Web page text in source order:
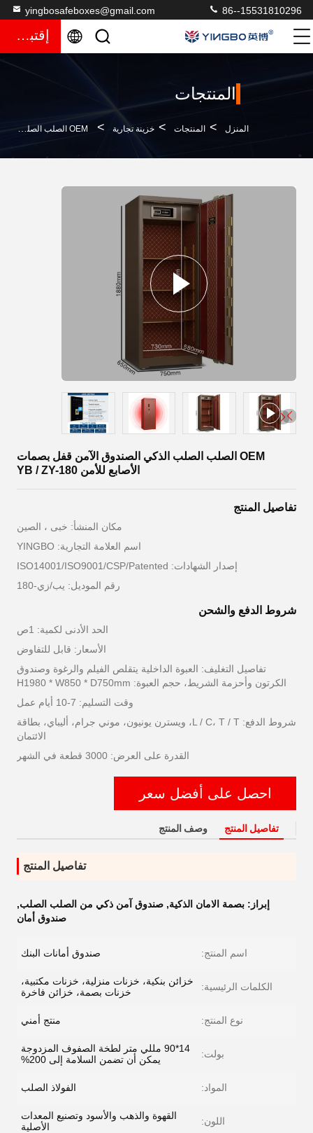
yingbosafeboxes@gmail.com 86--15531810296
إقتباس
المنتجات
المنزل > المنتجات > خزينة تجارية > OEM الصلب الصلب الذكي الصندوق الآمن قفل بصمات الأصابع للأمن YB / ZY-180
OEM الصلب الصلب الذكي الصندوق الآمن قفل بصمات
الأصابع للأمن YB / ZY-180
تفاصيل المنتج
مكان المنشأ: خبى ، الصين
اسم العلامة التجارية: YINGBO
إصدار الشهادات: ISO14001/ISO9001/CSP/Patented
رقم الموديل: يب/زي-180
شروط الدفع والشحن
الحد الأدنى لكمية: 1ص
الأسعار: قابل للتفاوض
تفاصيل التغليف: العبوة الداخلية يتقلص الفيلم والرغوة وصندوق
الكرتون وأحزمة الشريط، حجم العبوة: H1980 * W850 * D750mm
وقت التسليم: 7-10 أيام عمل
شروط الدفع: L / C، T / T، ويسترن يونيون، موني جرام، أليباي، بطاقة
الائتمان
القدرة على العرض: 3000 قطعة في الشهر
احصل على أفضل سعر
تفاصيل المنتج وصف المنتج
تفاصيل المنتج
إبراز: بصمة الامان الذكية, صندوق آمن ذكي من الصلب الصلب,
صندوق أمان
اسم المنتج: صندوق أمانات البنك
الكلمات الرئيسية:
خزائن بنكية، خزنات منزلية، خزنات مكتبية،
خزنات بصمة، خزائن فاخرة
نوع المنتج: منتج أمني
بولت:
14*90 مللي متر لطخة الصفوف المزدوجة
يمكن أن تضمن السلامة إلى 200%
المواد: الفولاذ الصلب
اللون:
القهوة والذهب والأسود وتصنيع المعدات
الأصلية